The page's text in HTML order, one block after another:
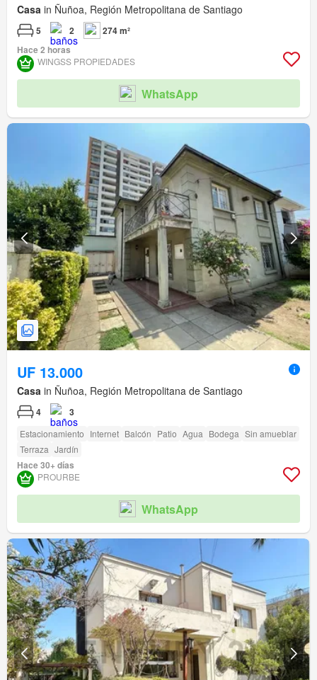
Casa in Ñuñoa, Región Metropolitana de Santiago
5 2
274 m²
Hace 2 horas
WINGSS PROPIEDADES
WhatsApp
UF 13.000
Casa in Ñuñoa, Región Metropolitana de Santiago
4 3
Estacionamiento Internet Balcón Patio Agua Bodega Sin amueblar
Terraza Jardín
Hace 30+ días
PROURBE
WhatsApp